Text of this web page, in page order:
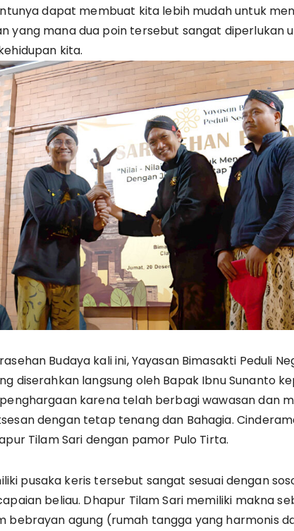
dapat membuat kita lebih mudah untuk
yang mana dua poin tersebut sangat diperlukan
kita.
Budaya kali ini, Yayasan Bimasakti Peduli
diserahkan langsung oleh Bapak Ibnu Sunanto
karena telah berbagi wawasan dan
dengan tetap tenang dan Bahagia.
Tilam Sari dengan pamor Pulo Tirta.
pusaka keris tersebut sangat sesuai dengan
beliau. Dhapur Tilam Sari memiliki makna
bebrayan agung (rumah tangga yang harmonis